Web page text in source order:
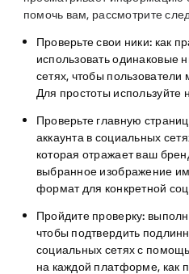
помочь вам, рассмотрите
Проверьте свои ники: как
использовать одинаковые
сетях, чтобы пользователи
Для простоты используйте
Проверьте главную
аккаунта в социальных
которая отражает ваш
выбранное изображение
формат для конкретной
Пройдите проверку:
чтобы подтвердить
социальных сетях с
на каждой платформе, как